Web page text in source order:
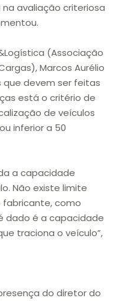
avaliação criteriosa
(Associação
Marcos Aurélio
que devem ser feitas
está o critério de
de veículos
inferior a 50
a capacidade
Não existe limite
fabricante, como
dado é a capacidade
traciona o veículo”,
do diretor do